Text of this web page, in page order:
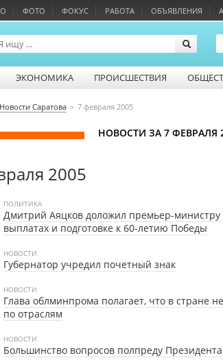
ФОТО ФОКУС РАБОТА ОБЪЯВЛЕНИЯ
ЭКОНОМИКА ПРОИСШЕСТВИЯ
Новости Саратова 7 февраля 2005
НОВОСТИ ЗА 7 ФЕВРАЛЯ
2005
ПОЛИТИКА
Дмитрий Аяцков доложил премьер-министру
выплатах и подготовке к 60-летию Победы
НОВОСТИ
Губернатор учредил почетный знак
НОВОСТИ
Глава облминпрома полагает, что в стране
по отраслям
НОВОСТИ
Большинство вопросов полпреду